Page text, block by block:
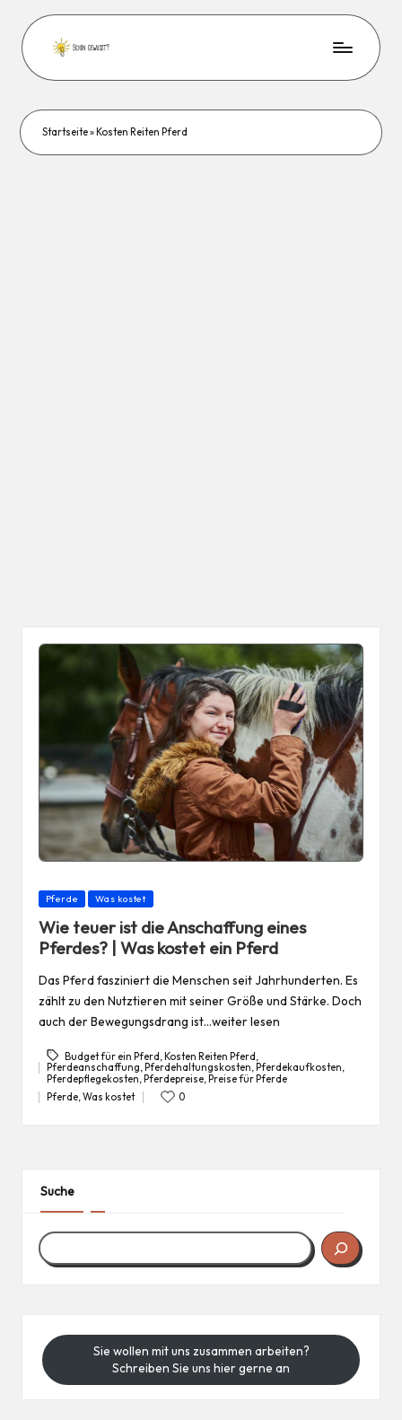
Startseite» Kosten Reiten Pferd
Posted
Pferde Was kostet
Wie teuer ist die Anschaffung eines
Pferdes? | Was kostet ein Pferd
Das Pferd fasziniert die Menschen seit Jahrhunderten. Es
zählt zu den Nutztieren mit seiner Größe und Stärke. Doch
auch der Bewegungsdrang ist…weiter lesen
Tags:
Budget für ein Pferd Kosten Reiten Pferd
Pferdeanschaffung, Pferdehaltungskosten, Pferdekaufkosten,
Pferdepflegekosten, Pferdepreise, Preise für Pferde
Posted
Pferde,Was kostet 0
Suche
Sie wollen mit uns zusammen arbeiten?
Schreiben Sie uns hier gerne an